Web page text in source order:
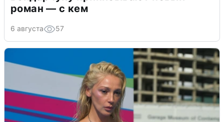
роман — с кем
6 августа 57